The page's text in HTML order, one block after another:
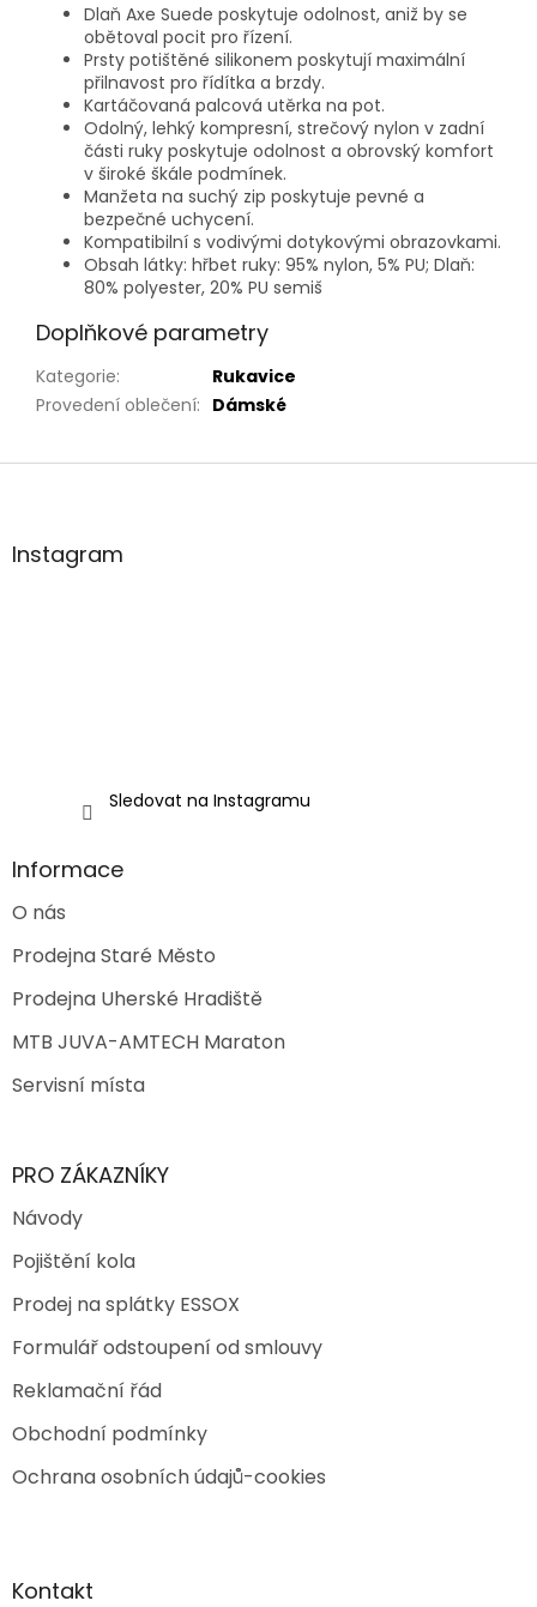
Dlaň Axe Suede poskytuje odolnost, aniž by se
obětoval pocit pro řízení.
Prsty potištěné silikonem poskytují maximální
přilnavost pro řídítka a brzdy.
Kartáčovaná palcová utěrka na pot.
Odolný, lehký kompresní, strečový nylon v zadní
části ruky poskytuje odolnost a obrovský komfort
v široké škále podmínek.
Manžeta na suchý zip poskytuje pevné a
bezpečné uchycení.
Kompatibilní s vodivými dotykovými obrazovkami.
Obsah látky: hřbet ruky: 95% nylon, 5% PU; Dlaň:
80% polyester, 20% PU semiš
Doplňkové parametry
Kategorie:
Rukavice
Provedení oblečení: Dámské
Z
aInstagram
Sledovat na Instagramu
Informace
O nás
Prodejna Staré Město
Prodejna Uherské Hradiště
MTB JUVA-AMTECH Maraton
Servisní místa
PRO ZÁKAZNÍKY
Návody
Pojištění kola
Prodej na splátky ESSOX
Formulář odstoupení od smlouvy
Reklamační řád
Obchodní podmínky
Ochrana osobních údajů-cookies
Kontakt